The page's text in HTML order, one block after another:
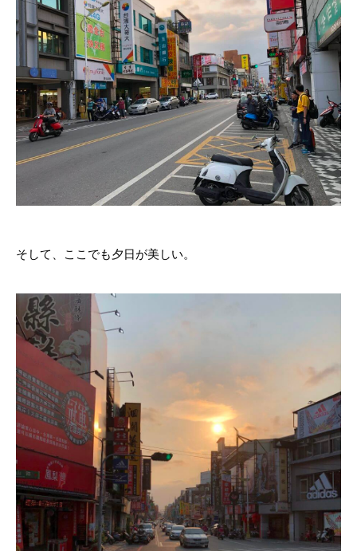
そして、ここでも夕日が美しい。